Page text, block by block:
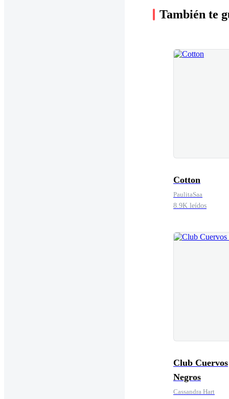
También te
Cotton
PaulitaSaa
8.9K leídos
Club Cuervos
Negros
Cassandra Hart